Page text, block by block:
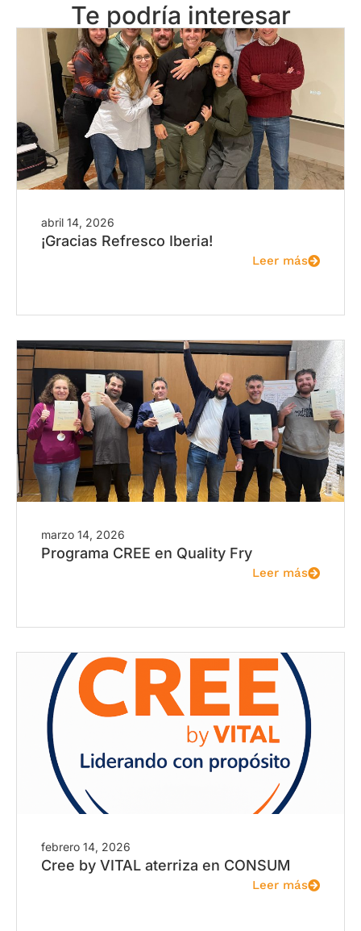
Te podría interesar
abril 14, 2026
¡Gracias Refresco Iberia!
Leer más
marzo 14, 2026
Programa CREE en Quality Fry
Leer más
febrero 14, 2026
Cree by VITAL aterriza en CONSUM
Leer más